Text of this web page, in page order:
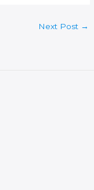
Next Post →